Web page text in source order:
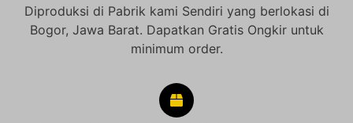
Diproduksi di Pabrik kami Sendiri yang berlokasi di
Bogor, Jawa Barat. Dapatkan Gratis Ongkir untuk
minimum order.